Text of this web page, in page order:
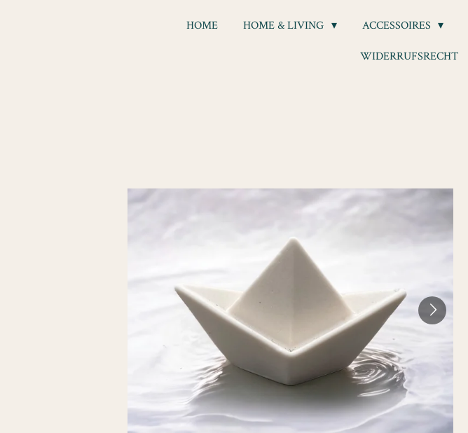
HOME HOME & LIVING ACCESSOIRES
WIDERRUFSRECHT